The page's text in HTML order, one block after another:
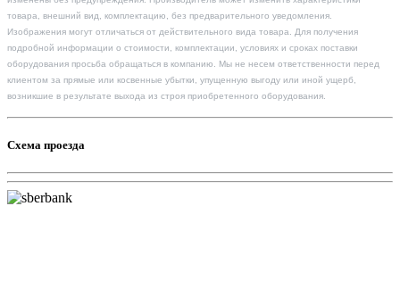
товара, внешний вид, комплектацию, без предварительного уведомления.
Изображения могут отличаться от действительного вида товара. Для получения
подробной информации о стоимости, комплектации, условиях и сроках поставки
оборудования просьба обращаться в компанию. Мы не несем ответственности перед
клиентом за прямые или косвенные убытки, упущенную выгоду или иной ущерб,
возникшие в результате выхода из строя приобретенного оборудования.
Схема проезда